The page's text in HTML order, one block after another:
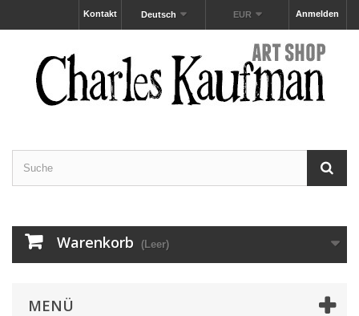
Anmelden
EUR
Deutsch
Kontakt
Warenkorb (Leer)
MENÜ